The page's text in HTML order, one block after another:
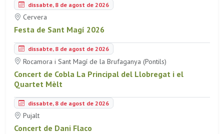
dissabte, 8 de agost de 2026
Cervera
Festa de Sant Magí 2026
dissabte, 8 de agost de 2026
Rocamora i Sant Magí de la Brufaganya (Pontils)
Concert de Cobla La Principal del Llobregat i el
Quartet Mèlt
dissabte, 8 de agost de 2026
Pujalt
Concert de Dani Flaco